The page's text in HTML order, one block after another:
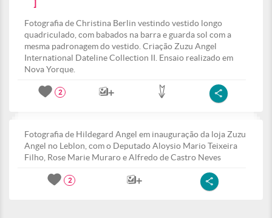
]
Fotografia de Christina Berlin vestindo vestido longo
quadriculado, com babados na barra e guarda sol com a
mesma padronagem do vestido. Criação Zuzu Angel
International Dateline Collection II. Ensaio realizado em
Nova Yorque.
2
Fotografia de Hildegard Angel em inauguração da loja Zuzu
Angel no Leblon, com o Deputado Aloysio Mario Teixeira
Filho, Rose Marie Muraro e Alfredo de Castro Neves
2